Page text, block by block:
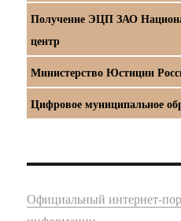
Получение ЭЦП ЗАО
центр
Министерство Юстиции
Цифровое муниципальное
Официальный интернет-